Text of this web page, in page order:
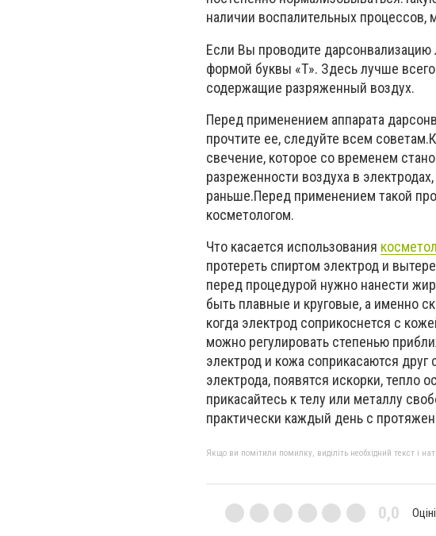
наличии воспалительных
Если Вы проводите
формой буквы «Т». Здесь лучше
содержащие разряженный воздух.
Перед применением аппарата
прочтите ее, следуйте всем
свечение, которое со временем
разреженности воздуха в
раньше.Перед применением такой
косметологом.
Что касается использования
протереть спиртом электрод и
перед процедурой нужно нанести
быть плавные и круговые, а именно
когда электрод соприкоснется с
можно регулировать степенью
электрод и кожа соприкасаются
электрода, появятся искорки, тепло
прикасайтесь к телу или металлу
практически каждый день с
Якщо ви помітили помилку, виділіть необхідний текст і
0,0